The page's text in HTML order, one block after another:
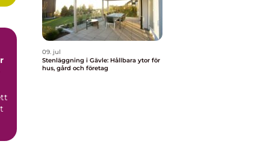
09. jul
Stenläggning i Gävle: Hållbara ytor för
hus, gård och företag